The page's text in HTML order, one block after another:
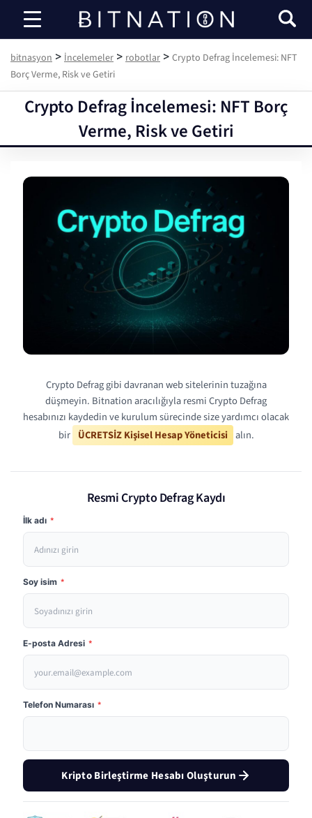
bitnasyon
bitnasyon > İncelemeler > robotlar > Crypto Defrag İncelemesi: NFT
Borç Verme, Risk ve Getiri
Crypto Defrag İncelemesi: NFT Borç
Verme, Risk ve Getiri
Crypto Defrag gibi davranan web sitelerinin tuzağına
düşmeyin. Bitnation aracılığıyla resmi Crypto Defrag
hesabınızı kaydedin ve kurulum sürecinde size yardımcı olacak
bir ÜCRETSİZ Kişisel Hesap Yöneticisi alın.
Resmi Crypto Defrag Kaydı
İlk adı *
Soy isim *
E-posta Adresi *
Telefon Numarası *
Kripto Birleştirme Hesabı Oluşturun